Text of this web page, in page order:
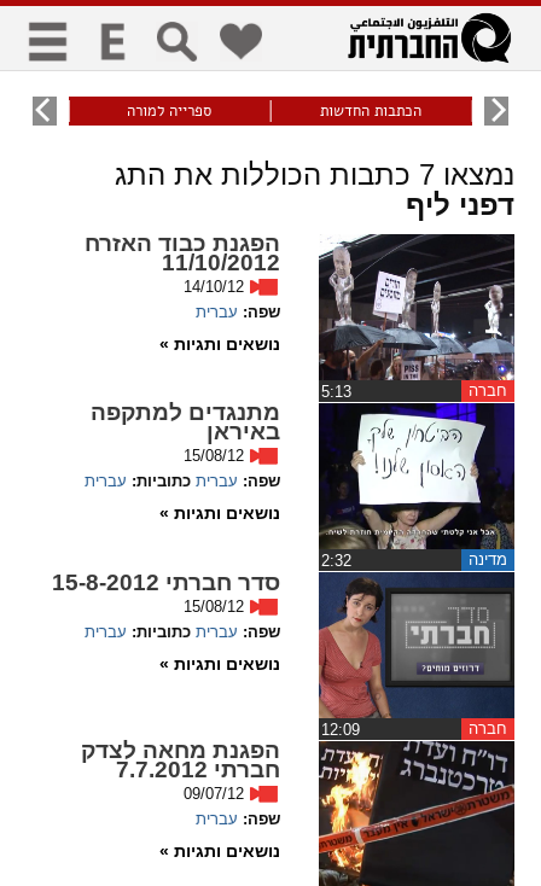
כללי
visibility_off
ביטול הבהובים
keyboard
ניווט מקלדת
title
סימון כותרות
זום
zoom_out
התרחק התקרב
גופנים
remove_circle_outline
Decrease font
Increase font
spellcheck
גופן קריא
ניגודיות צבעים
brightness_high
ניגודיות בהירה
brightness_low
ניגודיות כהה
קישורים
הכתבות החדשות ספרייה למורה עוני
נמצאו7 כתבות הכוללות את התג
דפני ליף
חברה
הפגנת כבוד האזרח
11/10/2012
14/10/12
שפה: עברית
נושאים ותגיות »
מדינה
מתנגדים למתקפה
באיראן
15/08/12
שפה: עברית כתוביות: עברית
נושאים ותגיות »
חברה
סדר חברתי 15-8-2012
15/08/12
שפה: עברית כתוביות: עברית
נושאים ותגיות »
הפגנת מחאה לצדק
חברתי 7.7.2012
09/07/12
שפה: עברית
נושאים ותגיות »